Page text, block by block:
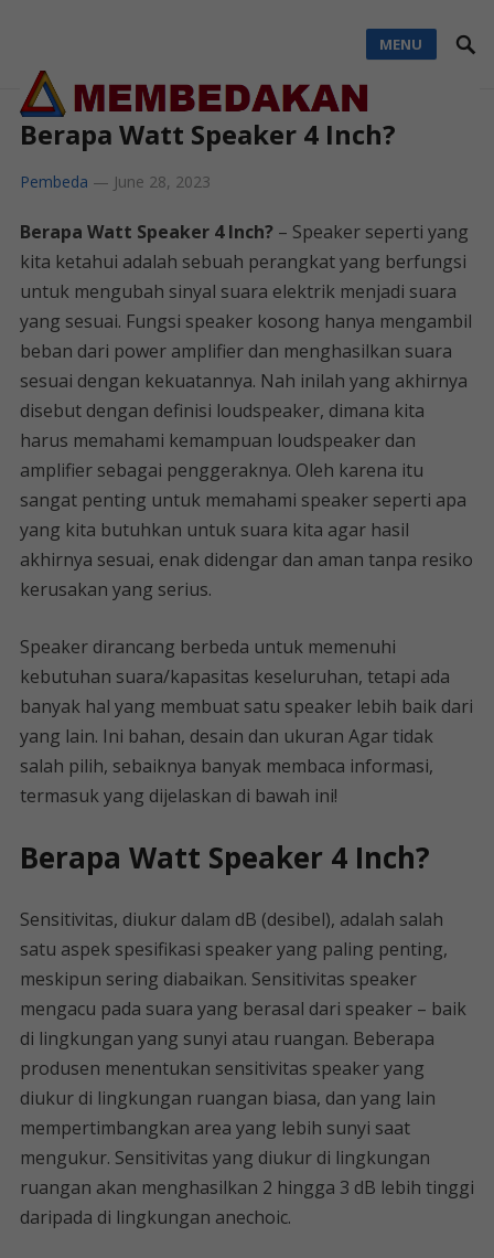
MENU
Berapa Watt Speaker 4 Inch?
Pembeda — June 28, 2023
Berapa Watt Speaker 4 Inch?– Speaker seperti yang
kita ketahui adalah sebuah perangkat yang berfungsi
untuk mengubah sinyal suara elektrik menjadi suara
yang sesuai. Fungsi speaker kosong hanya mengambil
beban dari power amplifier dan menghasilkan suara
sesuai dengan kekuatannya. Nah inilah yang akhirnya
disebut dengan definisi loudspeaker, dimana kita
harus memahami kemampuan loudspeaker dan
amplifier sebagai penggeraknya. Oleh karena itu
sangat penting untuk memahami speaker seperti apa
yang kita butuhkan untuk suara kita agar hasil
akhirnya sesuai, enak didengar dan aman tanpa resiko
kerusakan yang serius.
Speaker dirancang berbeda untuk memenuhi
kebutuhan suara/kapasitas keseluruhan, tetapi ada
banyak hal yang membuat satu speaker lebih baik dari
yang lain. Ini bahan, desain dan ukuran Agar tidak
salah pilih, sebaiknya banyak membaca informasi,
termasuk yang dijelaskan di bawah ini!
Berapa Watt Speaker 4 Inch?
Sensitivitas, diukur dalam dB (desibel), adalah salah
satu aspek spesifikasi speaker yang paling penting,
meskipun sering diabaikan. Sensitivitas speaker
mengacu pada suara yang berasal dari speaker – baik
di lingkungan yang sunyi atau ruangan. Beberapa
produsen menentukan sensitivitas speaker yang
diukur di lingkungan ruangan biasa, dan yang lain
mempertimbangkan area yang lebih sunyi saat
mengukur. Sensitivitas yang diukur di lingkungan
ruangan akan menghasilkan 2 hingga 3 dB lebih tinggi
daripada di lingkungan anechoic.